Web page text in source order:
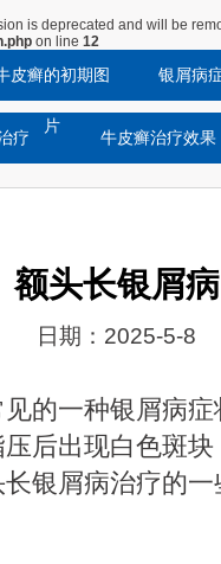
is deprecated and will be
on line 12
皮癣的初期图
片
银屑病
疗 牛皮癣治疗效果
额头长银屑病
日期：2025-5-8
的一种银屑病
后出现白色斑
银屑病治疗的